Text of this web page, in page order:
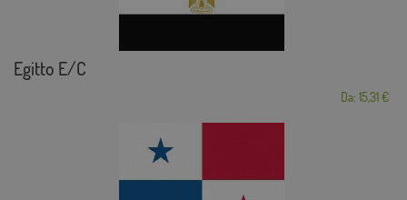
Egitto E/C
Da: 15,31 €